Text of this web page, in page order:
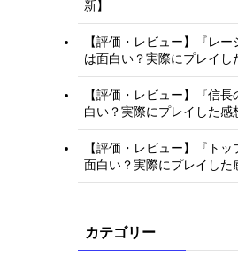
新】
【評価・レビュー】『レー
は面白い？実際にプレイし
【評価・レビュー】『信
白い？実際にプレイした感
【評価・レビュー】『ト
面白い？実際にプレイした
カテゴリー